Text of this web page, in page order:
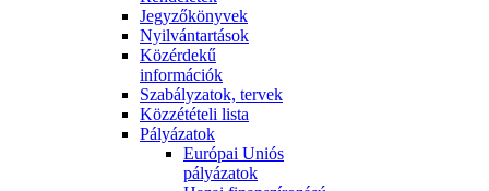
Jegyzőkönyvek
Nyilvántartások
Közérdekű
információk
Szabályzatok, tervek
Közzétételi lista
Pályázatok
Európai Uniós
pályázatok